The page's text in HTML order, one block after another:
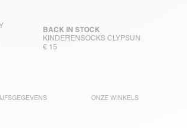
KINDERENSOCKS CLYPSUN
BACK IN STOCK
€ 15
ONZE WINKELS